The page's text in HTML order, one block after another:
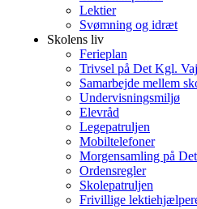
Lektier
Svømning og idræt
Skolens liv
Ferieplan
Trivsel på Det Kgl.
Samarbejde mellem
Undervisningsmiljø
Elevråd
Legepatruljen
Mobiltelefoner
Morgensamling på
Ordensregler
Skolepatruljen
Frivillige